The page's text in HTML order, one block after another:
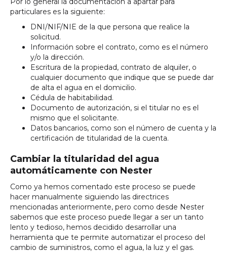
particulares es la siguiente:
DNI/NIF/NIE de la que persona que realice la
solicitud.
Información sobre el contrato, como es el número
y/o la dirección.
Escritura de la propiedad, contrato de alquiler, o
cualquier documento que indique que se puede dar
de alta el agua en el domicilio.
Cédula de habitabilidad.
Documento de autorización, si el titular no es el
mismo que el solicitante.
Datos bancarios, como son el número de cuenta y la
certificación de titularidad de la cuenta.
Cambiar la titularidad del agua
automáticamente con Nester
Como ya hemos comentado este proceso se puede
hacer manualmente siguiendo las directrices
mencionadas anteriormente, pero como desde Nester
sabemos que este proceso puede llegar a ser un tanto
lento y tedioso, hemos decidido desarrollar una
herramienta que te permite automatizar el proceso del
cambio de suministros, como el agua, la luz y el gas.